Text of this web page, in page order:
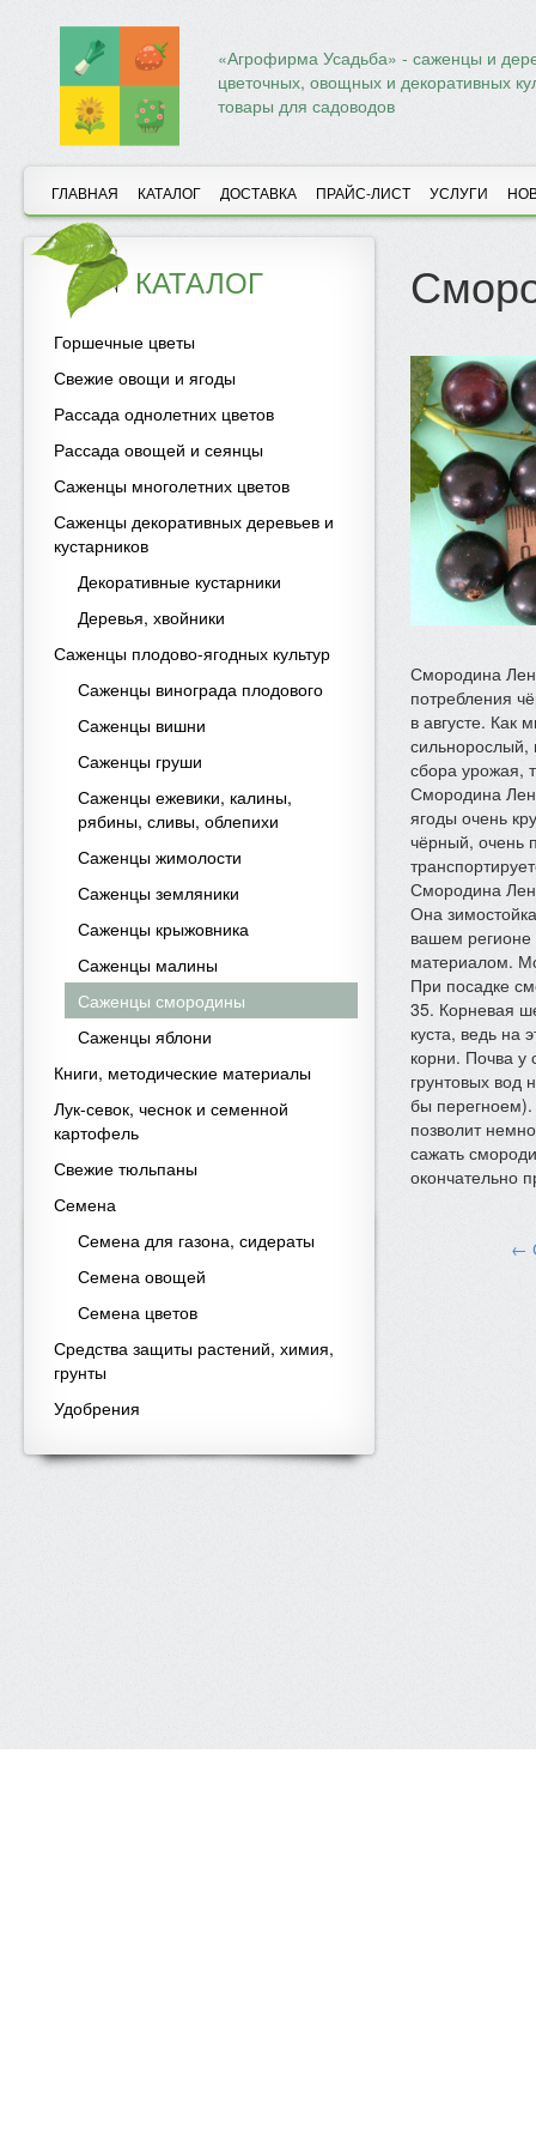
«Агрофирма Усадьба» - саженцы и
цветочных, овощных и декоративных
товары для садоводов
ГЛАВНАЯ КАТАЛОГ ДОСТАВКА ПРАЙС-ЛИСТ УСЛУГИ
КАТАЛОГ
Горшечные цветы
Свежие овощи и ягоды
Рассада однолетних цветов
Рассада овощей и сеянцы
Саженцы многолетних цветов
Саженцы декоративных деревьев и
кустарников
Декоративные кустарники
Деревья, хвойники
Саженцы плодово-ягодных культур
Саженцы винограда плодового
Саженцы вишни
Саженцы груши
Саженцы ежевики, калины,
рябины, сливы, облепихи
Саженцы жимолости
Саженцы земляники
Саженцы крыжовника
Саженцы малины
Саженцы смородины
Саженцы яблони
Книги, методические материалы
Лук-севок, чеснок и семенной
картофель
Свежие тюльпаны
Семена
Семена для газона, сидераты
Семена овощей
Семена цветов
Средства защиты растений, химия,
грунты
Удобрения
Смородина
потребления
в августе. Как
сильнорослый,
сбора урожая,
Смородина
ягоды очень
чёрный, очень
Смородина
Она
вашем
материалом.
При посадке
35. Корневая
куста, ведь на
корни. Почва
грунтовых вод
бы перегноем).
позволит
сажать
окончательно
←